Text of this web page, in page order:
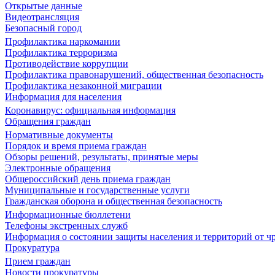
Открытые данные
Видеотрансляция
Безопасный город
Профилактика наркомании
Профилактика терроризма
Противодействие коррупции
Профилактика правонарушений, общественная безопасность
Профилактика незаконной миграции
Информация для населения
Коронавирус: официальная информация
Обращения граждан
Нормативные документы
Порядок и время приема граждан
Обзоры решений, результаты, принятые меры
Электронные обращения
Общероссийский день приема граждан
Муниципальные и государственные услуги
Гражданская оборона и общественная безопасность
Информационные бюллетени
Телефоны экстренных служб
Информация о состоянии защиты населения и территорий от
Прокуратура
Прием граждан
Новости прокуратуры